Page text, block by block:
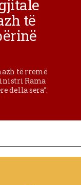
të
të rremë
Rama
della sera”.